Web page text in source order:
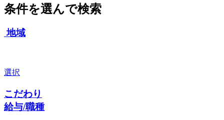
条件を選んで検索
地域
選択
こだわり
給与/職種